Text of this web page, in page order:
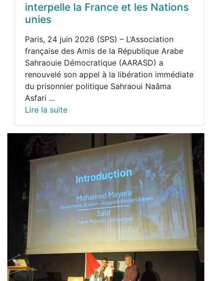
interpelle la France et les Nations
unies
Paris, 24 juin 2026 (SPS) – L’Association
française des Amis de la République Arabe
Sahraouie Démocratique (AARASD) a
renouvelé son appel à la libération immédiate
du prisonnier politique Sahraoui Naâma
Asfari ...
Lire la suite